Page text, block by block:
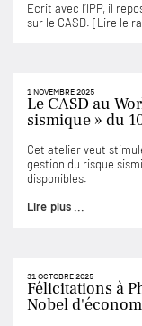
Ecrit avec l’IPP, il
sur le CASD. [Lire le
1 NOVEMBRE 2025
Le CASD au
sismique » du
Cet atelier veut
gestion du risque
disponibles.
Lire plus ...
31 OCTOBRE 2025
Félicitations à
Nobel